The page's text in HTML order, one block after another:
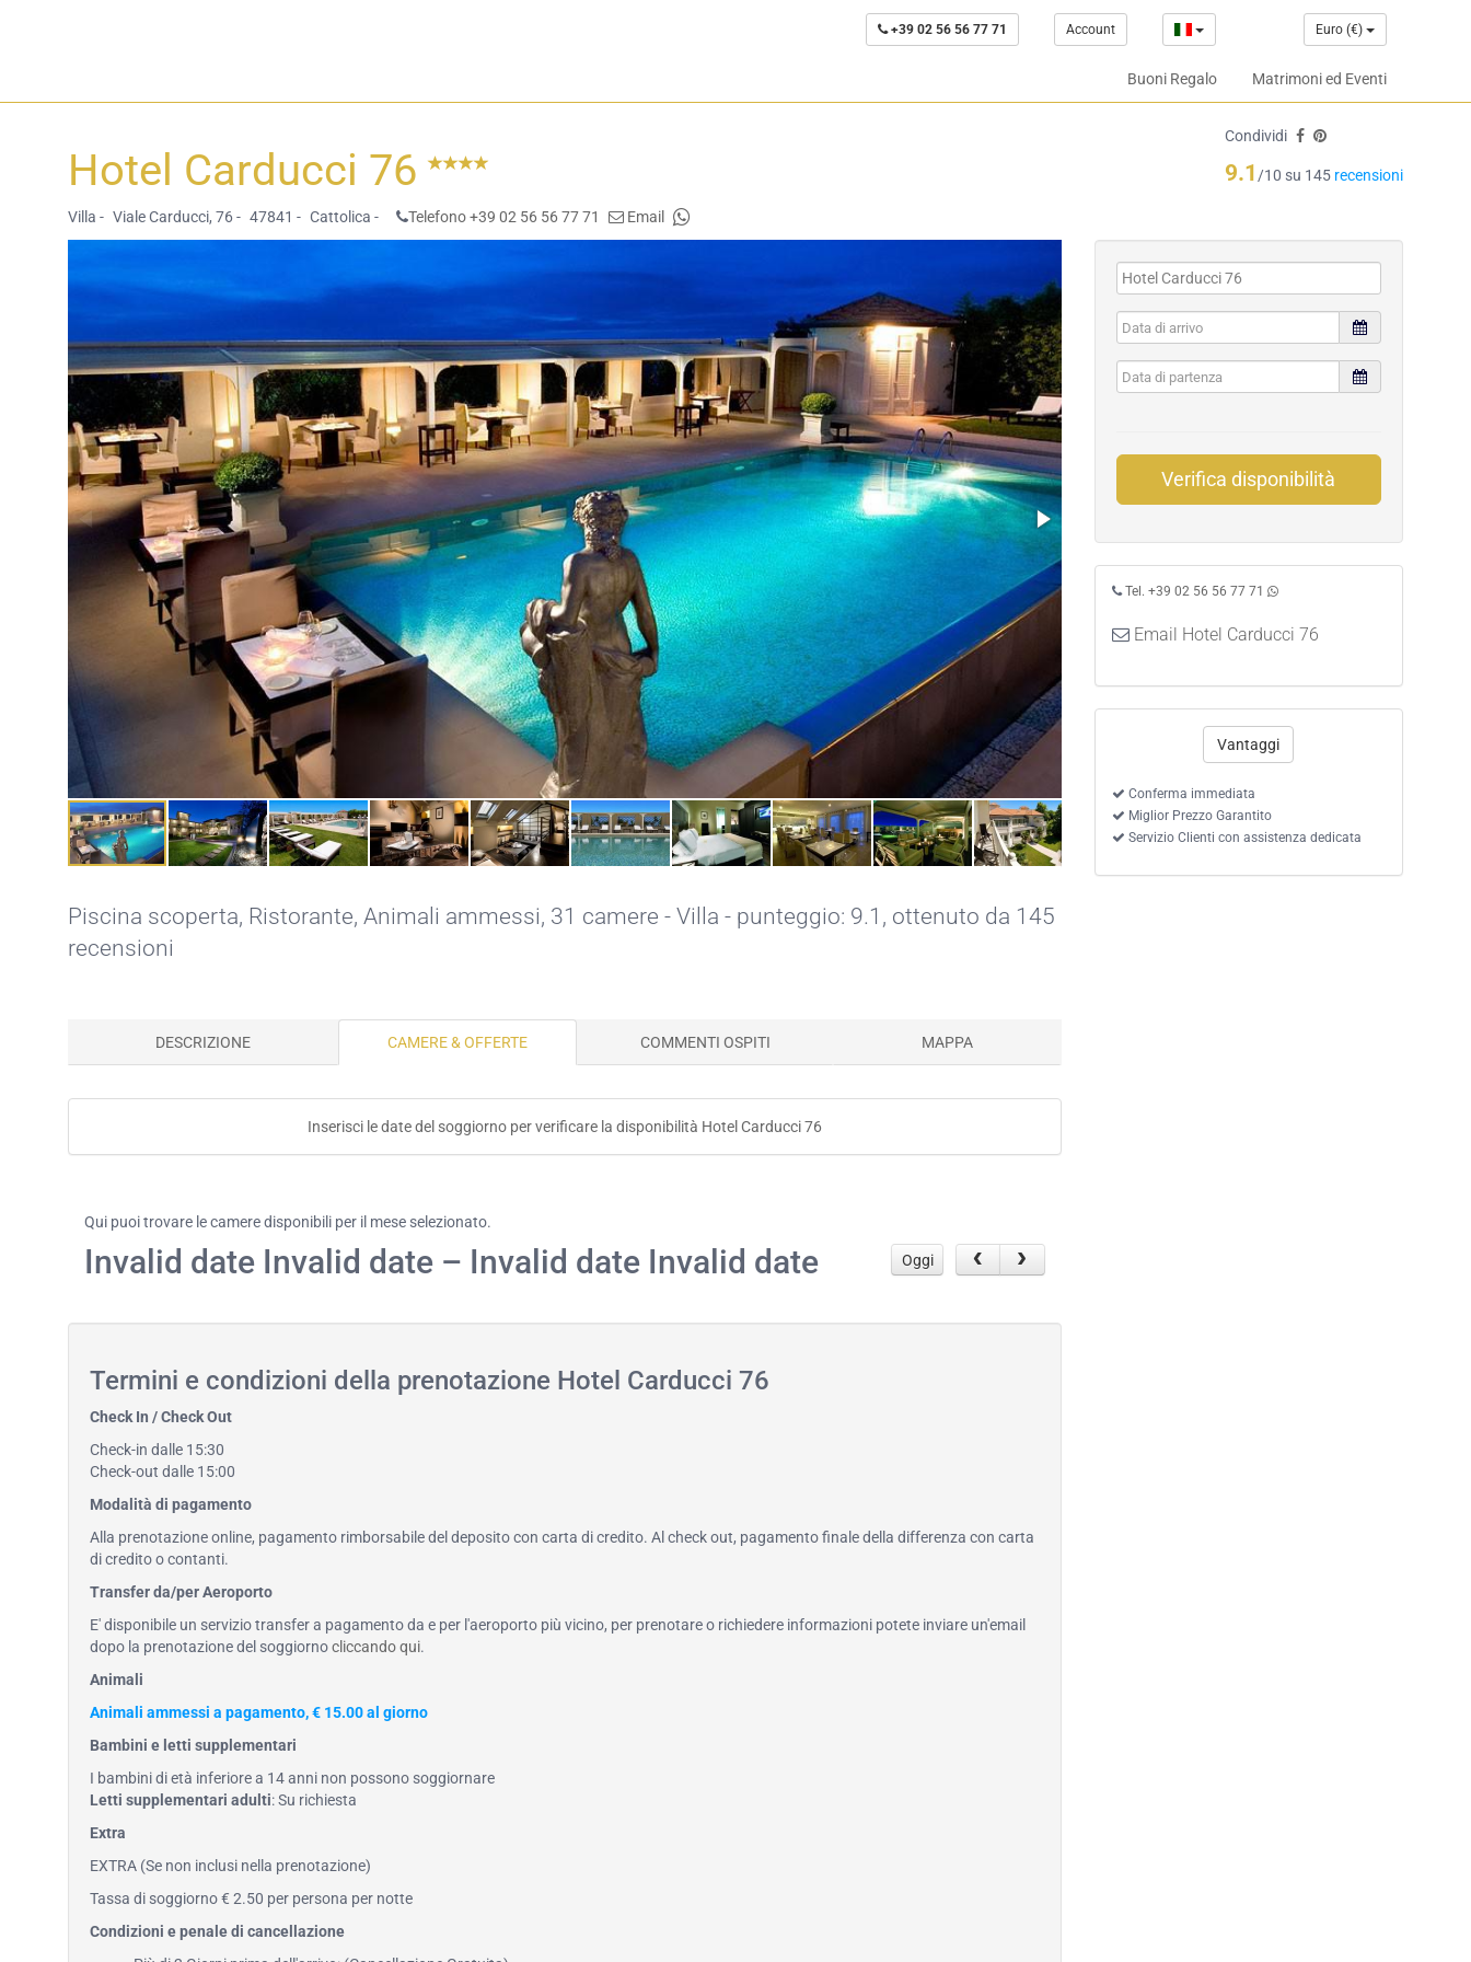
+39 02 56 56 77 71 Account Euro (€)
Buoni Regalo Matrimoni ed Eventi
Hotel Carducci 76
Villa - Viale Carducci, 76 - 47841 - Cattolica - Telefono +39 02 56 56 77 71 Email
Condividi
9.1 /10 su 145 recensioni
Verifica disponibilità
Tel. +39 02 56 56 77 71
Email Hotel Carducci 76
Vantaggi
Conferma immediata
Miglior Prezzo Garantito
Servizio Clienti con assistenza dedicata
Piscina scoperta, Ristorante, Animali ammessi, 31 camere - Villa - punteggio: 9.1, ottenuto da 145
recensioni
DESCRIZIONE CAMERE & OFFERTE COMMENTI OSPITI MAPPA
Inserisci le date del soggiorno per verificare la disponibilità Hotel Carducci 76
Qui puoi trovare le camere disponibili per il mese selezionato.
Invalid date Invalid date – Invalid date Invalid date Oggi
Termini e condizioni della prenotazione Hotel Carducci 76
Check In / Check Out
Check-in dalle 15:30
Check-out dalle 15:00
Modalità di pagamento
Alla prenotazione online, pagamento rimborsabile del deposito con carta di credito. Al check out, pagamento finale della differenza con carta
di credito o contanti.
Transfer da/per Aeroporto
E' disponibile un servizio transfer a pagamento da e per l'aeroporto più vicino, per prenotare o richiedere informazioni potete inviare un'email
dopo la prenotazione del soggiornocliccando qui.
Animali
Animali ammessi a pagamento, € 15.00 al giorno
Bambini e letti supplementari
I bambini di età inferiore a 14 anni non possono soggiornare
Letti supplementari adulti: Su richiesta
Extra
EXTRA (Se non inclusi nella prenotazione)
Tassa di soggiorno € 2.50 per persona per notte
Condizioni e penale di cancellazione